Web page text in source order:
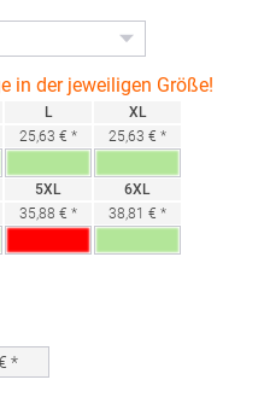
in der jeweiligen Größe!
L
25,63 € *
XL
25,63 € *
5XL
35,88 € *
6XL
38,81 € *
*